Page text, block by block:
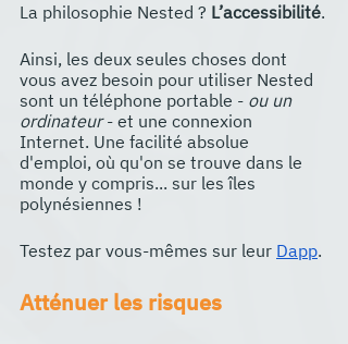
La philosophie Nested ? L’accessibilité.
Ainsi, les deux seules choses dont
vous avez besoin pour utiliser Nested
sont un téléphone portable - ou un
ordinateur - et une connexion
Internet. Une facilité absolue
d'emploi, où qu'on se trouve dans le
monde y compris... sur les îles
polynésiennes !
Testez par vous-mêmes sur leur Dapp.
Atténuer les risques